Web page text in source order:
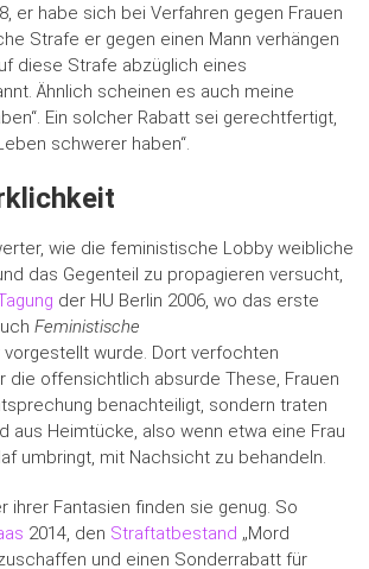
er habe sich bei Verfahren gegen Frauen
Strafe er gegen einen Mann verhängen
diese Strafe abzüglich eines
Ähnlich scheinen es auch meine
Ein solcher Rabatt sei gerechtfertigt,
schwerer haben“.
wie die feministische Lobby weibliche
das Gegenteil zu propagieren versucht,
der HU Berlin 2006, wo das erste
Feministische
vorgestellt wurde. Dort verfochten
die offensichtlich absurde These, Frauen
benachteiligt, sondern traten
aus Heimtücke, also wenn etwa eine Frau
umbringt, mit Nachsicht zu behandeln.
ihrer Fantasien finden sie genug. So
2014, den Straftatbestand „Mord
und einen Sonderrabatt für